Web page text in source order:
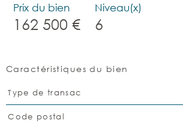
Prix du bien
162 500 €
Niveau(x)
6
Caractéristiques du bien
Caractéristiques Valeurs
Type de transac
Code postal